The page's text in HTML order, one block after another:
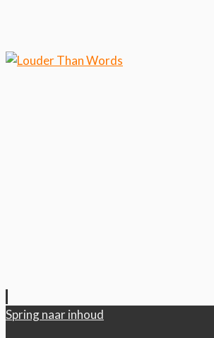
Spring naar inhoud
Klik hier als je meer wilt weten over ons